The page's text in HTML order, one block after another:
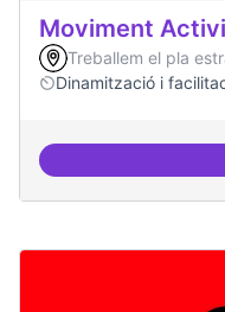
Moviment
Treballem el pla
Dinamització i